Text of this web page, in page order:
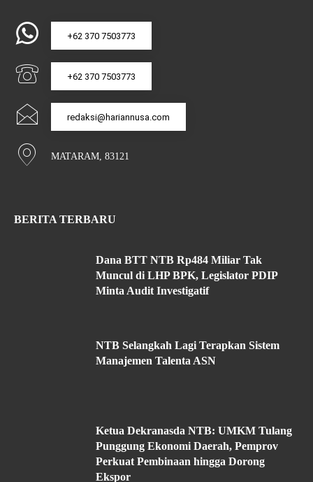
+62 370 7503773
+62 370 7503773
redaksi@hariannusa.com
MATARAM, 83121
BERITA TERBARU
Dana BTT NTB Rp484 Miliar Tak
Muncul di LHP BPK, Legislator PDIP
Minta Audit Investigatif
NTB Selangkah Lagi Terapkan Sistem
Manajemen Talenta ASN
Ketua Dekranasda NTB: UMKM Tulang
Punggung Ekonomi Daerah, Pemprov
Perkuat Pembinaan hingga Dorong
Ekspor